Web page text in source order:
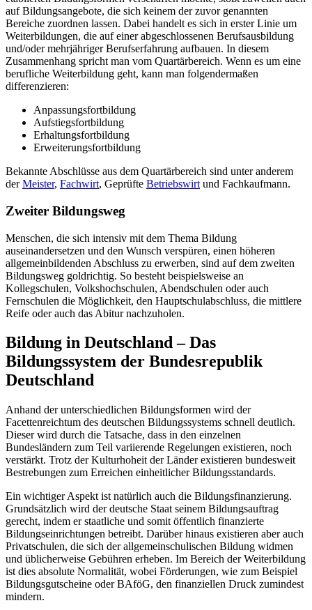
auf Bildungsangebote, die sich keinem der zuvor genannten
Bereiche zuordnen lassen. Dabei handelt es sich in erster Linie um
Weiterbildungen, die auf einer abgeschlossenen Berufsausbildung
und/oder mehrjähriger Berufserfahrung aufbauen. In diesem
Zusammenhang spricht man vom Quartärbereich. Wenn es um eine
berufliche Weiterbildung geht, kann man folgendermaßen
differenzieren:
Anpassungsfortbildung
Aufstiegsfortbildung
Erhaltungsfortbildung
Erweiterungsfortbildung
Bekannte Abschlüsse aus dem Quartärbereich sind unter anderem
derMeister, Fachwirt, Geprüfte Betriebswirt und Fachkaufmann.
Zweiter Bildungsweg
Menschen, die sich intensiv mit dem Thema Bildung
auseinandersetzen und den Wunsch verspüren, einen höheren
allgemeinbildenden Abschluss zu erwerben, sind auf dem zweiten
Bildungsweg goldrichtig. So besteht beispielsweise an
Kollegschulen, Volkshochschulen, Abendschulen oder auch
Fernschulen die Möglichkeit, den Hauptschulabschluss, die mittlere
Reife oder auch das Abitur nachzuholen.
Bildung in Deutschland – Das
Bildungssystem der Bundesrepublik
Deutschland
Anhand der unterschiedlichen Bildungsformen wird der
Facettenreichtum des deutschen Bildungssystems schnell deutlich.
Dieser wird durch die Tatsache, dass in den einzelnen
Bundesländern zum Teil variierende Regelungen existieren, noch
verstärkt. Trotz der Kulturhoheit der Länder existieren bundesweit
Bestrebungen zum Erreichen einheitlicher Bildungsstandards.
Ein wichtiger Aspekt ist natürlich auch die Bildungsfinanzierung.
Grundsätzlich wird der deutsche Staat seinem Bildungsauftrag
gerecht, indem er staatliche und somit öffentlich finanzierte
Bildungseinrichtungen betreibt. Darüber hinaus existieren aber auch
Privatschulen, die sich der allgemeinschulischen Bildung widmen
und üblicherweise Gebühren erheben. Im Bereich der Weiterbildung
ist dies absolute Normalität, wobei Förderungen, wie zum Beispiel
Bildungsgutscheine oder BAföG, den finanziellen Druck zumindest
mindern.